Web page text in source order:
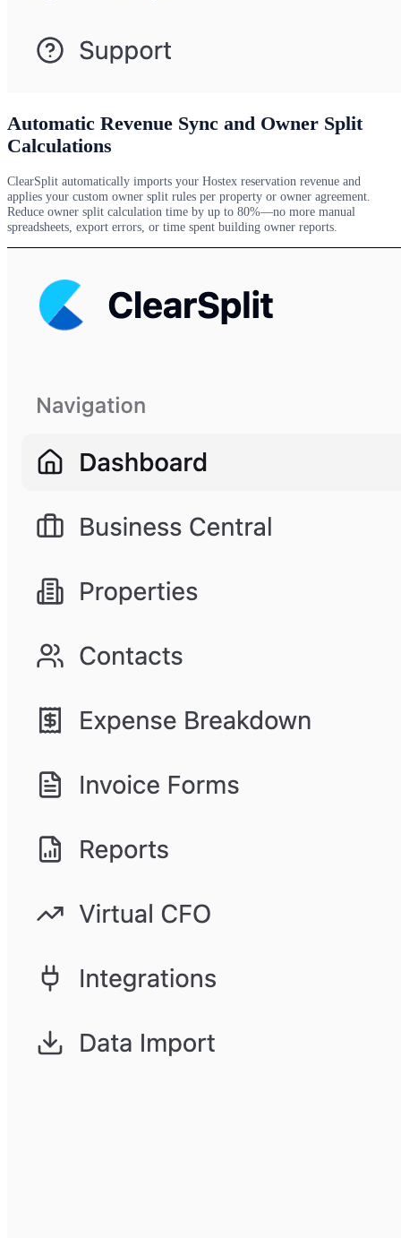
Automatic Revenue Sync and Owner Split
Calculations
ClearSplit automatically imports your Hostex reservation revenue and
applies your custom owner split rules per property or owner agreement.
Reduce owner split calculation time by up to 80%—no more manual
spreadsheets, export errors, or time spent building owner reports.